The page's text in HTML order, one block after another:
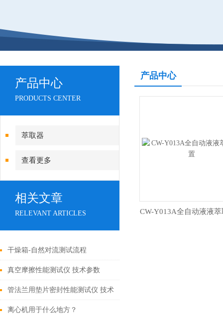
产品中心
PRODUCTS CENTER
萃取器
查看更多
相关文章
RELEVANT ARTICLES
干燥箱-自然对流测试流程
真空摩擦性能测试仪 技术参数
管法兰用垫片密封性能测试仪 技术
参数
离心机用于什么地方？
产品中心
CW-Y013A全自动液液